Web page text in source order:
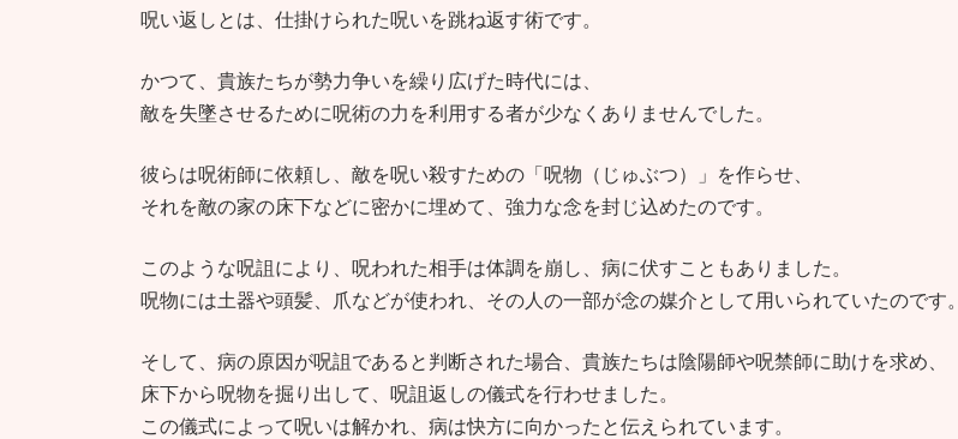
呪い返しとは、仕掛けられた呪いを跳ね返す術です。
かつて、貴族たちが勢力争いを繰り広げた時代には、
敵を失墜させるために呪術の力を利用する者が少なくありませんでした。
彼らは呪術師に依頼し、敵を呪い殺すための「呪物（じゅぶつ）」を作らせ、
それを敵の家の床下などに密かに埋めて、強力な念を封じ込めたのです。
このような呪詛により、呪われた相手は体調を崩し、病に伏すこともありました。
呪物には土器や頭髪、爪などが使われ、その人の一部が念の媒介として用いられていたのです。
そして、病の原因が呪詛であると判断された場合、貴族たちは陰陽師や呪禁師に助けを求め、
床下から呪物を掘り出して、呪詛返しの儀式を行わせました。
この儀式によって呪いは解かれ、病は快方に向かったと伝えられています。